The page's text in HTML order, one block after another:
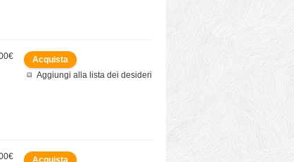
Aggiungi alla lista dei desideri